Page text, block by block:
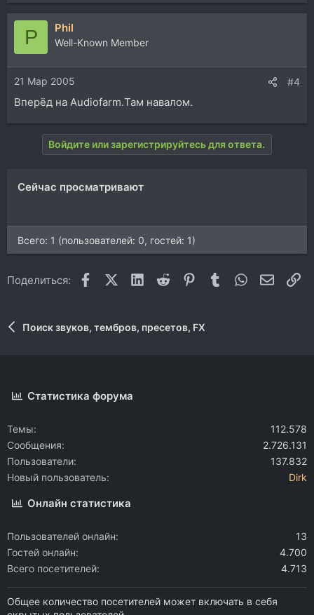
P Phil
Well-Known Member
21 Мар 2005 #4
Вперёд на Audiofarm.Там навалом.
Войдите или зарегистрируйтесь для ответа.
Сейчас просматривают
Всего: 1 (пользователей: 0, гостей: 1)
Поделиться: FacebookX (Twitter)
LinkedIn
Reddit Pinterest
Tumblr WhatsApp
Поиск звуков, тембров, пресетов, FX
Статистика форума
Темы
112.578
Сообщения
2.726.131
Пользователи
137.832
Новый пользователь
Dirk
Онлайн статистика
Пользователей онлайн
13
Гостей онлайн
4.700
Всего посетителей
4.713
Общее количество посетителей может включать в себя